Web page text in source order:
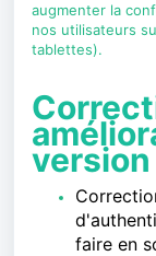
augmenter la
nos utilisateurs
tablettes).
version
faire en